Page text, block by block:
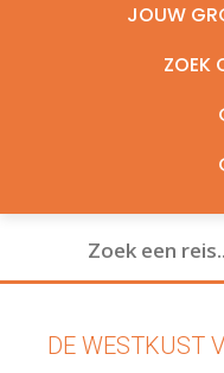
JOUW
ZOEK
DE WESTKUST